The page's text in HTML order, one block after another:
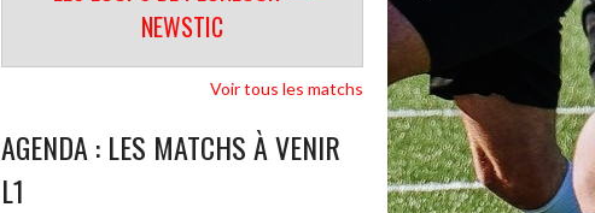
NEWSTIC
Voir tous les matchs
AGENDA : LES MATCHS À VENIR
L1